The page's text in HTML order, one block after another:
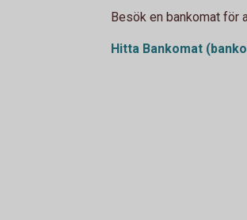
Besök en bankomat för
Hitta Bankomat